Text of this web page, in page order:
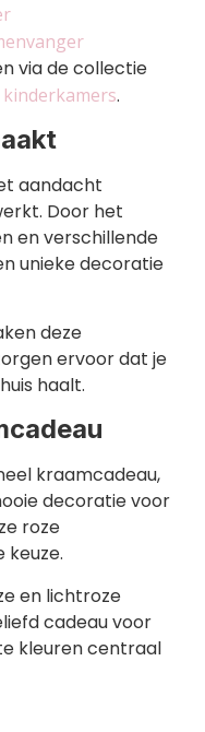
via de collectie
.
aandacht
Door het
en verschillende
unieke decoratie
deze
ervoor dat je
haalt.
kraamcadeau,
decoratie voor
roze
en lichtroze
cadeau voor
kleuren centraal